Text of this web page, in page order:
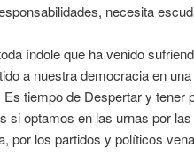
necesita
índole que ha venido
a nuestra democracia en
tiempo de Despertar y tener
si optamos en las urnas por
por los partidos y políticos